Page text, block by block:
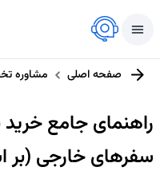
صفحه اصلی مشاوره
راهنمای جامع خرید
سفرهای خارجی (بر